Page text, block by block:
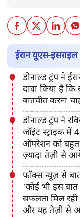
ईरान यूएस-
डोनाल्ड ट्रंप ने
दावा किया है कि
बातचीत करना
डोनाल्ड ट्रंप ने
जॉइंट स्ट्राइक में
ऑपरेशन को बहुत
ज़्यादा तेज़ी से
फॉक्स न्यूज़ से
'कोई भी इस
सफलता मिल रही
और यह तेज़ी से